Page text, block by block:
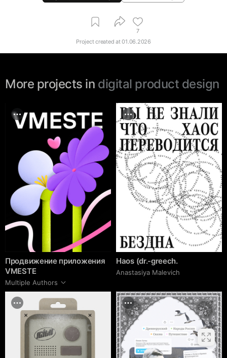
7
Project created at01.06.2026
More projects in digital product design
Продвижение приложения
VMESTE
Multiple Authors
Haos (dr.-greech.
Anastasiya Malevich